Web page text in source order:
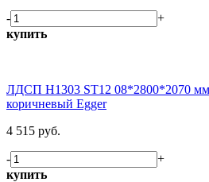
-
+
купить
ЛДСП H1303 ST12 08*2800*2070
коричневый Egger
4 515 руб.
-
+
купить